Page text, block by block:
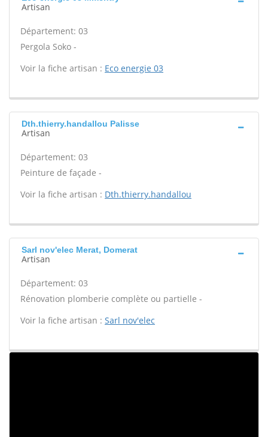
Artisan
Département: 03
Pergola Soko -
Voir la fiche artisan : Eco energie 03
Dth.thierry.handallou Palisse
Artisan
Département: 03
Peinture de façade -
Voir la fiche artisan : Dth.thierry.handallou
Sarl nov'elec Merat, Domerat
Artisan
Département: 03
Rénovation plomberie complète ou partielle -
Voir la fiche artisan : Sarl nov'elec